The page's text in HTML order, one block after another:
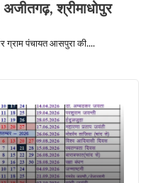
श्रीमाधोपुर
ग्राम पंचायत आसपुरा की....